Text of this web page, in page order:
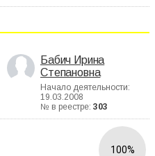
Бабич Ирина
Степановна
Начало деятельности:
19.03.2008
№ в реестре: 303
100%